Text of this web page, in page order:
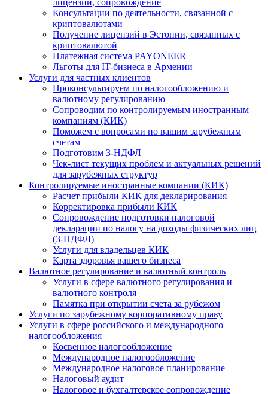
лицензий, сопровождение
Консультации по деятельности, связанной с
криптовалютами
Получение лицензий в Эстонии, связанных с
криптовалютой
Платежная система PAYONEER
Льготы для IT-бизнеса в Армении
Услуги для частных клиентов
Проконсультируем по налогообложению и
валютному регулированию
Сопроводим по контролируемым иностранным
компаниям (КИК)
Поможем с вопросами по вашим зарубежным
счетам
Подготовим 3-НДФЛ
Чек-лист текущих проблем и актуальных решений
для зарубежных структур
Контролируемые иностранные компании (КИК)
Расчет прибыли КИК для декларирования
Корректировка прибыли КИК
Сопровождение подготовки налоговой
декларации по налогу на доходы физических лиц
(3-НДФЛ)
Услуги для владельцев КИК
Карта здоровья вашего бизнеса
Валютное регулирование и валютный контроль
Услуги в сфере валютного регулирования и
валютного контроля
Памятка при открытии счета за рубежом
Услуги по зарубежному корпоративному праву
Услуги в сфере российского и международного
налогообложения
Косвенное налогообложение
Международное налогообложение
Международное налоговое планирование
Налоговый аудит
Налоговое и бухгалтерское сопровождение